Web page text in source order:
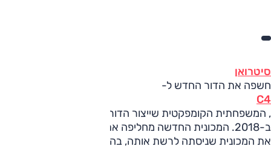
סיטרואן
חשפה את הדור החדש ל-
C4
, המשפחתית הקומפקטית שייצור הדור הקודם שלה הופסק עוד